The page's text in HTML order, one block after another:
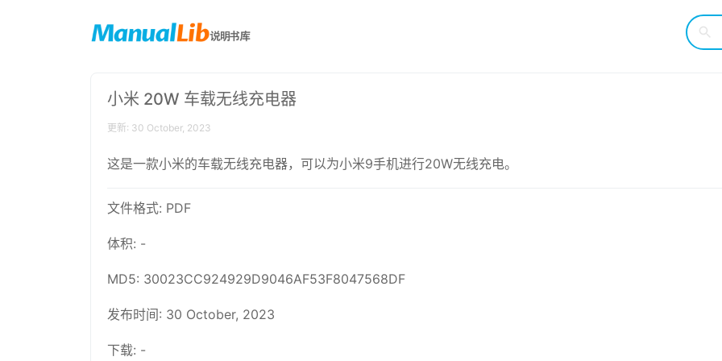
小米 20W 车载无线充电器
更新: 30 October, 2023
这是一款小米的车载无线充电器，可以为小米9手机进行20W无线充电。
文件格式: PDF
体积: -
MD5: 30023CC924929D9046AF53F8047568DF
发布时间: 30 October, 2023
下载: -